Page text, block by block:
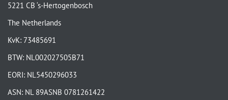
5221 CB ‘s-Hertogenbosch
The Netherlands
KvK: 73485691
BTW: NL002027505B71
EORI: NL5450296033
ASN: NL 89ASNB 0781261422